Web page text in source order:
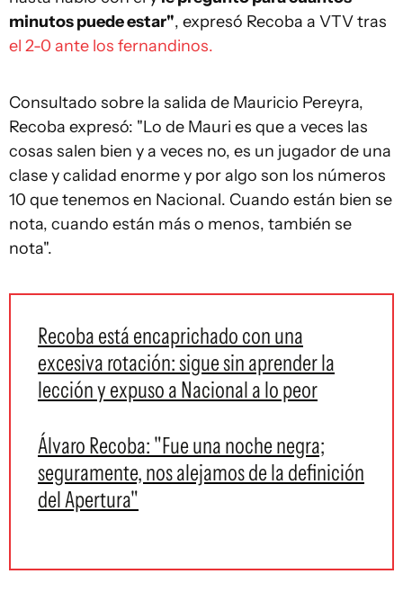
minutos puede estar", expresó Recoba a VTV tras
el 2-0 ante los fernandinos.
Consultado sobre la salida de Mauricio Pereyra,
Recoba expresó: "Lo de Mauri es que a veces las
cosas salen bien y a veces no, es un jugador de una
clase y calidad enorme y por algo son los números
10 que tenemos en Nacional. Cuando están bien se
nota, cuando están más o menos, también se
nota".
Recoba está encaprichado con una
excesiva rotación: sigue sin aprender la
lección y expuso a Nacional a lo peor
Álvaro Recoba: "Fue una noche negra;
seguramente, nos alejamos de la definición
del Apertura"